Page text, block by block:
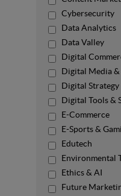
Cybersecurity
Data Analytics
Data Valley
Digital
Digital Media
Digital Strategy
Digital Tools &
E-Commerce
E-Sports &
Edutech
Environmental
Ethics & AI
Future